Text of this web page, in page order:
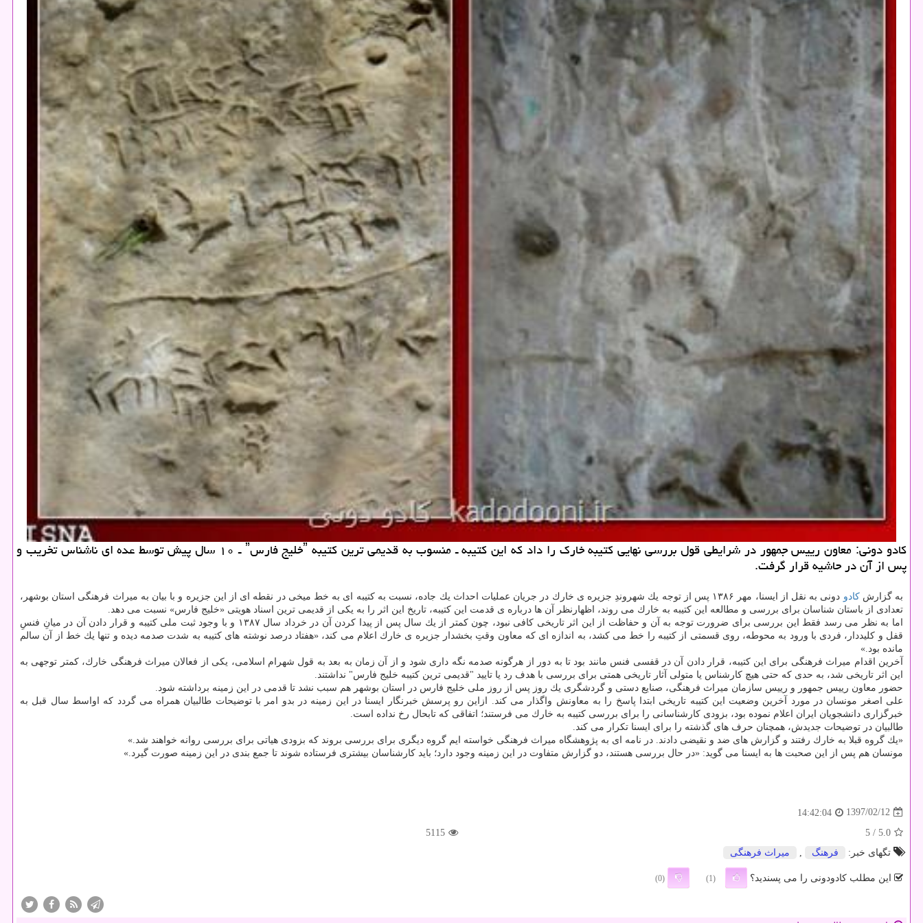
كادو دونی: معاون رییس جمهور در شرایطی قول بررسی نهایی كتیبه خارك را داد كه این كتیبه ـ منسوب به قدیمی ترین كتیبه ˮخلیج فارسˮ ـ ۱۰ سال پیش توسط عده ای ناشناس تخریب و
پس از آن در حاشیه قرار گرفت.
به گزارشكادو
دونی به نقل از ایسنا، مهر ۱۳۸۶ پس از توجه یك شهروندِ جزیره ی خارك در جریان عملیات احداث یك جاده، نسبت به كتیبه ای به خط میخی در نقطه ای از این جزیره و با بیان به میراث فرهنگی استان بوشهر،
تعدادی از باستان شناسان برای بررسی و مطالعه این كتیبه به خارك می روند، اظهارنظر آن ها درباره ی قدمت این كتیبه، تاریخ این اثر را به یكی از قدیمی ترین اسناد هویتی «خلیج فارس» نسبت می دهد.
اما به نظر می رسد فقط این بررسی برای ضرورت توجه به آن و حفاظت از این اثر تاریخی كافی نبود، چون كمتر از یك سال پس از پیدا كردن آن در خرداد سال ۱۳۸۷ و با وجود ثبت ملی كتیبه و قرار دادن آن در میانِ فنسِ
قفل و كلیددار، فردی با ورود به محوطه، روی قسمتی از كتیبه را خط می كشد، به اندازه ای كه معاون وقتِ بخشدار جزیره ی خارك اعلام می كند، «هفتاد درصد نوشته های كتیبه به شدت صدمه دیده و تنها یك خط از آن سالم
مانده بود.»
آخرین اقدام میراث فرهنگی برای این كتیبه، قرار دادن آن در قفسی فنس مانند بود تا به دور از هرگونه صدمه نگه داری شود و از آن زمان به بعد به قول شهرام اسلامی، یكی از فعالان میراث فرهنگی خارك، كمتر توجهی به
این اثر تاریخی شد، به حدی كه حتی هیچ كارشناس یا متولی آثار تاریخی همتی برای بررسی با هدف رد یا تایید "قدیمی ترین كتیبه خلیج فارس" نداشتند.
حضور معاون رییس جمهور و رییس سازمان میراث فرهنگی، صنایع دستی و گردشگری یك روز پس از روز ملی خلیج فارس در استان بوشهر هم سبب نشد تا قدمی در این زمینه برداشته شود.
علی اصغر مونسان در مورد آخرین وضعیت این كتیبه تاریخی ابتدا پاسخ را به معاونش واگذار می كند. ازاین رو پرسش خبرنگار ایسنا در این زمینه در بدو امر با توضیحات طالبیان همراه می گردد كه اواسط سال قبل به
خبرگزاری دانشجویان ایران اعلام نموده بود، بزودی كارشناسانی را برای بررسی كتیبه به خارك می فرستند؛ اتفاقی كه تابحال رخ نداده است.
طالبیان در توضیحات جدیدش، همچنان حرف های گذشته را برای ایسنا تكرار می كند.
«یك گروه قبلا به خارك رفتند و گزارش های ضد و نقیضی دادند. در نامه ای به پژوهشگاه میراث فرهنگی خواسته ایم گروه دیگری برای بررسی بروند كه بزودی هیاتی برای بررسی روانه خواهند شد.»
مونسان هم پس از این صحبت ها به ایسنا می گوید: «در حال بررسی هستند، دو گزارش متفاوت در این زمینه وجود دارد؛ باید كارشناسان بیشتری فرستاده شوند تا جمع بندی در این زمینه صورت گیرد.»
1397/02/12
14:42:04
5.0
/ 5
5115
تگهای خبر:
فرهنگ , میراث فرهنگی
این مطلب کادودونی را می پسندید؟ (1)
(0)